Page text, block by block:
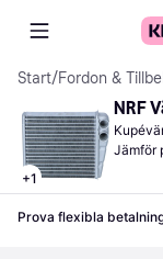
Start/Fordon &
+1
NRF
Jämför
Prova flexibla